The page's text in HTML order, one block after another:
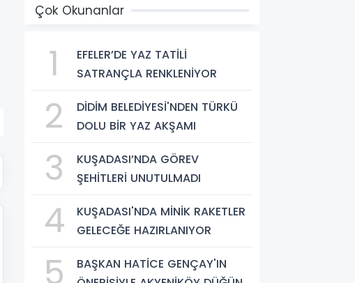
Çok Okunanlar
1
EFELER’DE YAZ TATİLİ
SATRANÇLA RENKLENİYOR
2
DİDİM BELEDİYESİ'NDEN TÜRKÜ
DOLU BİR YAZ AKŞAMI
3
KUŞADASI’NDA GÖREV
ŞEHİTLERİ UNUTULMADI
4
KUŞADASI'NDA MİNİK RAKETLER
GELECEĞE HAZIRLANIYOR
5
BAŞKAN HATİCE GENÇAY'IN